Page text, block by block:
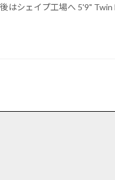
はシェイプ工場へ 5'9" Twin